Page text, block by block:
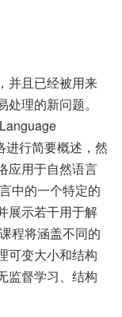
并且已经被用来
理的新问题。
进行简要概述，然
应用于自然语言
中的一个特定的
展示若干用于解
程将涵盖不同的
可变大小和结构
监督学习、结构